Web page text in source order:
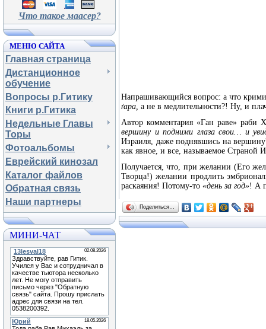
Что такое маасер?
МЕНЮ САЙТА
Главная страница
Дистанционное
обучение
Вопросы р.Гитику
Книги р.Гитика
Недельные Главы
Торы
Фотоальбомы
Еврейский кинозал
Каталог файлов
Обратная связь
Наши партнеры
МИНИ-ЧАТ
Напрашивающийся вопрос: а что
ґара, а не в медлительности?! Ну, и
Автор комментария «Ган раве»
вершину и подними глаза свои… и
Израиля, даже поднявшись на
как явное, и все, называемое Страной
Получается, что, при желании (Его
Творца!) желании продлить
раскаяния! Потому-то «день за год»! А
Поделиться…